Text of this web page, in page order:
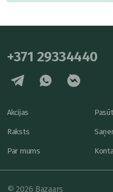
+371 29334440
Akcijas
Raksts
Par mums
© 2026 Bazaars